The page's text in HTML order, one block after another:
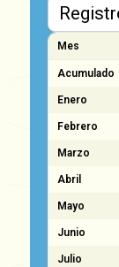
Mes
Acumulado
Enero
Febrero
Marzo
Abril
Mayo
Junio
Julio